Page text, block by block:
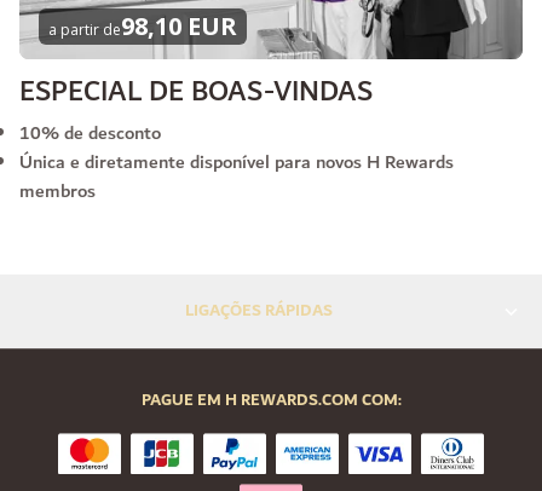
a partir de98,10 EUR
ESPECIAL DE BOAS-VINDAS
10% de desconto
Única e diretamente disponível para novos H Rewards
membros
LIGAÇÕES RÁPIDAS
PAGUE EM H REWARDS.COM COM: